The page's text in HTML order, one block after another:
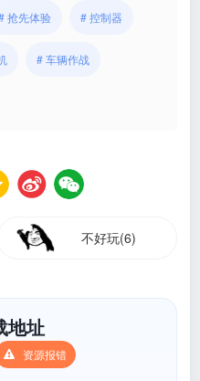
抢先体验 # 控制器
# 车辆作战
不好玩(6)
地址
资源报错